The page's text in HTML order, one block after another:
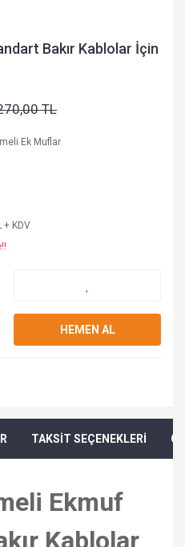
Bakır Kablolar İçin
TL
Ek Muflar
+ KDV
HEMEN AL
TAKSİT SEÇENEKLERİ
Ekmuf
Kablolar